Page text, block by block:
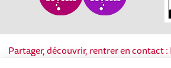
Partager, découvrir, rentrer en contact